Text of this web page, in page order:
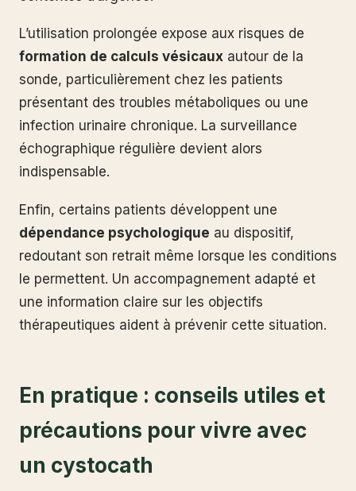
L’utilisation prolongée expose aux risques de
formation de calculs vésicaux autour de la
sonde, particulièrement chez les patients
présentant des troubles métaboliques ou une
infection urinaire chronique. La surveillance
échographique régulière devient alors
indispensable.
Enfin, certains patients développent une
dépendance psychologique au dispositif,
redoutant son retrait même lorsque les conditions
le permettent. Un accompagnement adapté et
une information claire sur les objectifs
thérapeutiques aident à prévenir cette situation.
En pratique : conseils utiles et
précautions pour vivre avec
un cystocath